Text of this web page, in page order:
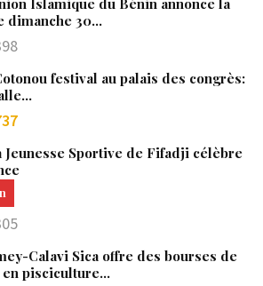
dimanche 30…
festival au palais des congrès:
Jeunesse Sportive de Fifadji célèbre
Calavi Sica offre des bourses de
pisciculture…